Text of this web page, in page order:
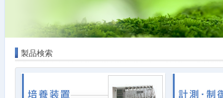
製品検索